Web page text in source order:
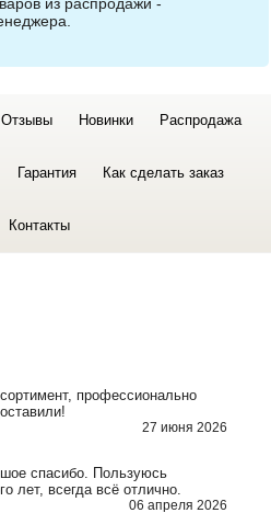
Отзывы Новинки Распродажа
Гарантия Как сделать заказ
Контакты
профессионально
27 июня 2026
спасибо. Пользуюсь
лет, всегда всё отлично.
06 апреля 2026